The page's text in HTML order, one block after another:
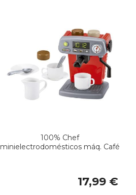
100% Chef
minielectrodomésticos máq. Café
17,99 €